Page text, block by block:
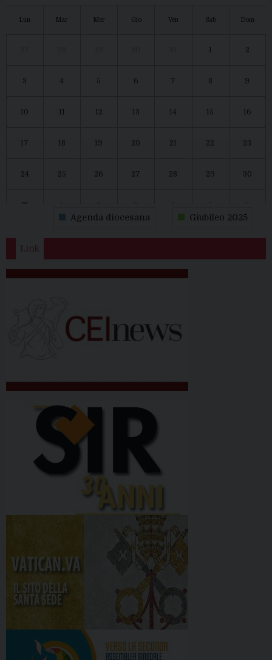
Lun Mar Mer Gio Ven Sab Dom
2
3 4 5 6 7 8 9
10 12 13 14 15 16
17 18 19 20 21 22 23
24 25 26 27 28 29 30
31
Agenda diocesana Giubileo 2025
Link